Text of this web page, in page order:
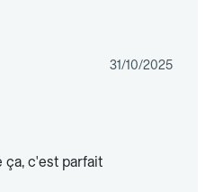
31/10/2025
ça, c'est parfait